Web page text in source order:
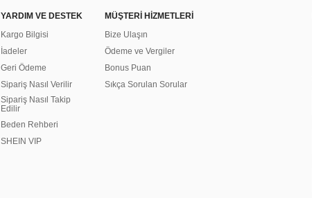
YARDIM VE DESTEK
Kargo Bilgisi
İadeler
Geri Ödeme
Sipariş Nasıl Verilir
Sipariş Nasıl Takip
Edilir
Beden Rehberi
SHEIN VIP
MÜŞTERİ HİZMETLERİ
Bize Ulaşın
Ödeme ve Vergiler
Bonus Puan
Sıkça Sorulan Sorular